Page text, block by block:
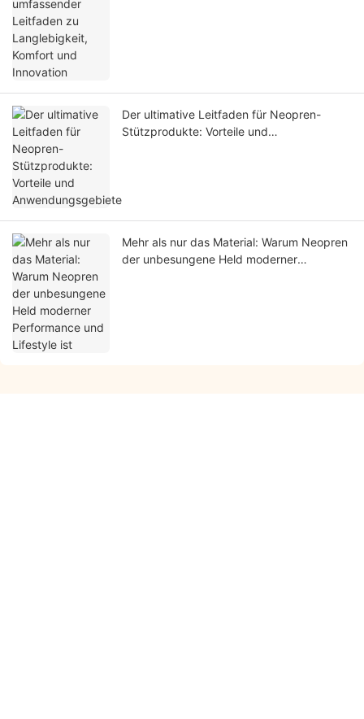
Der ultimative Leitfaden für Neopren-
Stützprodukte: Vorteile und
Mehr als nur das Material: Warum Neopren
der unbesungene Held moderner